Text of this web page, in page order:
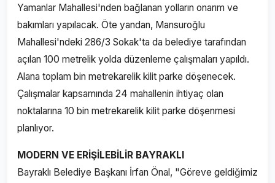
Yamanlar Mahallesi'nden bağlanan yolların onarım ve
bakımları yapılacak. Öte yandan, Mansuroğlu
Mahallesi'ndeki 286/3 Sokak'ta da belediye tarafından
açılan 100 metrelik yolda düzenleme çalışmaları yapıldı.
Alana toplam bin metrekarelik kilit parke döşenecek.
Çalışmalar kapsamında 24 mahallenin ihtiyaç olan
noktalarına 10 bin metrekarelik kilit parke döşenmesi
planlıyor.
MODERN VE ERİŞİLEBİLİR BAYRAKLI
Bayraklı Belediye Başkanı İrfan Önal, "Göreve geldiğimiz